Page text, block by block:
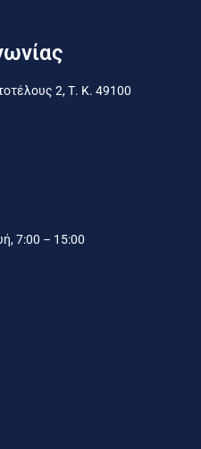
2, Τ. Κ. 49100
7:00 – 15:00